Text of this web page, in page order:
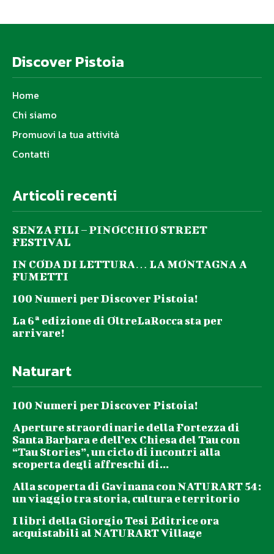
Discover Pistoia
Home
Chi siamo
Promuovi la tua attività
Contatti
Articoli recenti
SENZA FILI – PINOCCHIO STREET
FESTIVAL
IN CODA DI LETTURA… LA MONTAGNA A
FUMETTI
100 Numeri per Discover Pistoia!
La 6ª edizione di OltreLaRocca sta per
arrivare!
Naturart
100 Numeri per Discover Pistoia!
Aperture straordinarie della Fortezza di
Santa Barbara e dell’ex Chiesa del Tau con
“Tau Stories”, un ciclo di incontri alla
scoperta degli affreschi di...
Alla scoperta di Gavinana con NATURART 54:
un viaggio tra storia, cultura e territorio
I libri della Giorgio Tesi Editrice ora
acquistabili al NATURART Village